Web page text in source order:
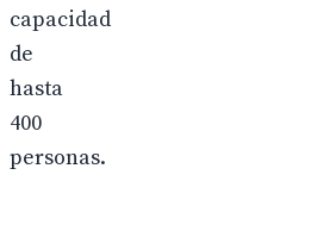
capacidad
de
hasta
400
personas.